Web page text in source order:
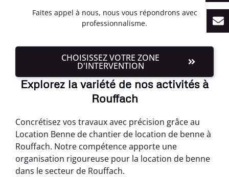
Faites appel à nous, nous vous répondrons avec
professionnalisme.
CHOISISSEZ VOTRE ZONE
D'INTERVENTION
Explorez la variété de nos activités à
Rouffach
Concrétisez vos travaux avec précision grâce au
Location Benne de chantier de location de benne à
Rouffach. Notre compétence apporte une
organisation rigoureuse pour la location de benne
dans le secteur de Rouffach.